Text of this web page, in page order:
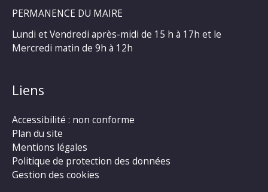
PERMANENCE DU MAIRE
Lundi et Vendredi après-midi de 15 h à 17h et le
Mercredi matin de 9h à 12h
Liens
Accessibilité : non conforme
Plan du site
Mentions légales
Politique de protection des données
Gestion des cookies